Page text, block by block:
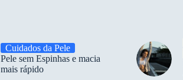
Cuidados da Pele
Pele sem Espinhas e macia
mais rápido